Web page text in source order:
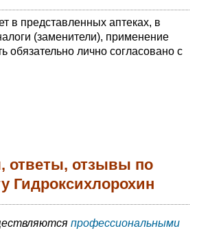
в представленных аптеках, в
(заменители), применение
обязательно лично согласовано с
ответы, отзывы по
Гидроксихлорохин
профессиональными